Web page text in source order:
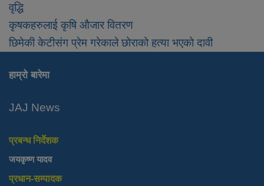
वृद्धि
कृषकहरुलाई कृषि औजार वितरण
छिमेकी केटीसंग प्रेम गरेकाले छोराको हत्या भएको दावी
हाम्रो बारेमा
JAJ News
प्रबन्ध निर्देशक
जयकृष्ण यादव
प्रधान-सम्पादक